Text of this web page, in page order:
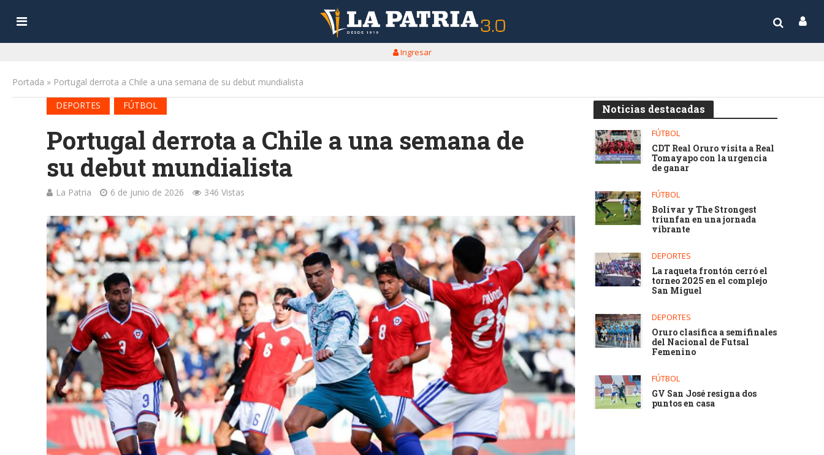
Ingresar
Portada » Portugal derrota a Chile a una semana de su debut mundialista
DEPORTES
FÚTBOL
Portugal derrota a Chile a una semana de
su debut mundialista
La Patria 6 de junio de 2026 346 Vistas
Noticias destacadas
FÚTBOL
CDT Real Oruro visita a Real
Tomayapo con la urgencia
de ganar
FÚTBOL
Bolívar y The Strongest
triunfan en una jornada
vibrante
DEPORTES
La raqueta frontón cerró el
torneo 2025 en el complejo
San Miguel
DEPORTES
Oruro clasifica a semifinales
del Nacional de Futsal
Femenino
FÚTBOL
GV San José resigna dos
puntos en casa